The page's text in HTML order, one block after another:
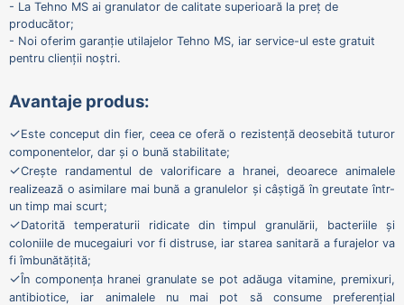
- La Tehno MS ai granulator de calitate superioară la preț de
producător;
- Noi oferim garanție utilajelor Tehno MS, iar service-ul este gratuit
pentru clienții noștri.
Avantaje produs:
✓Este conceput din fier, ceea ce oferă o rezistență deosebită tuturor
componentelor, dar și o bună stabilitate;
✓Crește randamentul de valorificare a hranei, deoarece animalele
realizează o asimilare mai bună a granulelor și câștigă în greutate într-
un timp mai scurt;
✓Datorită temperaturii ridicate din timpul granulării, bacteriile și
coloniile de mucegaiuri vor fi distruse, iar starea sanitară a furajelor va
fi îmbunătățită;
✓În componența hranei granulate se pot adăuga vitamine, premixuri,
antibiotice, iar animalele nu mai pot să consume preferențial